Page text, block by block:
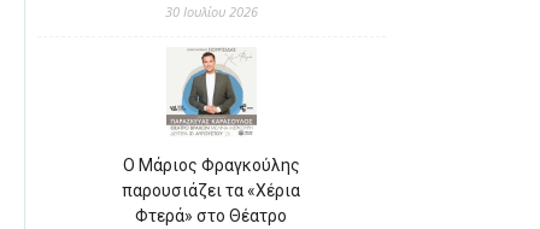
30 Ιουλίου 2026
Ο Μάριος Φραγκούλης
παρουσιάζει τα «Χέρια
Φτερά» στο Θέατρο